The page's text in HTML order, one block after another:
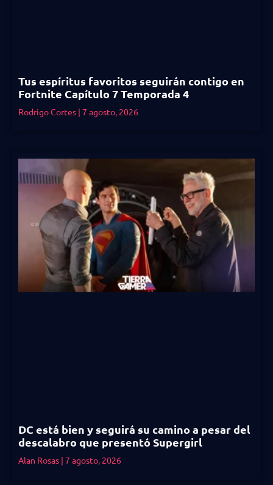
Tus espíritus favoritos seguirán contigo en
Fortnite Capítulo 7 Temporada 4
Rodrigo Cortes 7 agosto, 2026
DC está bien y seguirá su camino a pesar del
descalabro que presentó Supergirl
Alan Rosas 7 agosto, 2026